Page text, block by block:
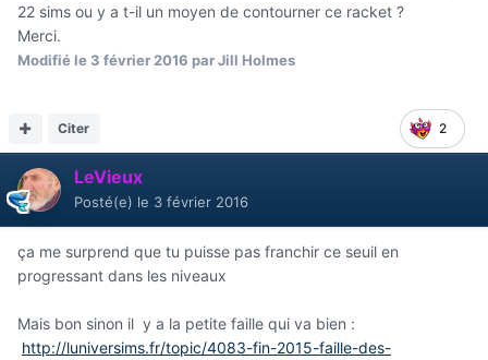
22 sims ou y a t-il un moyen de contourner ce racket ?
Merci.
Modifiéle 3 février 2016 par Jill Holmes
2
Citer
LeVieux
Posté(e) le 3 février 2016
ça me surprend que tu puisse pas franchir ce seuil en
progressant dans les niveaux
Mais bon sinon il y a la petite faille qui va bien :
http://luniversims.fr/topic/4083-fin-2015-faille-des-